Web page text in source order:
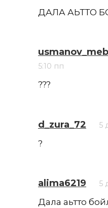
ДАЛА АЬТТО
5:10 пп
???
d_zura_72 5
?
alima6219 5
Дала аьтто